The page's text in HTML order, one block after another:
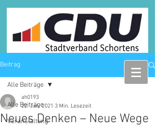
Beitrag
Alle Beiträge
Veranstaltung
Alle Beiträge
Neues Denken – Neue Wege
ah0193
22. Jan. 2021 3 Min. Lesezeit